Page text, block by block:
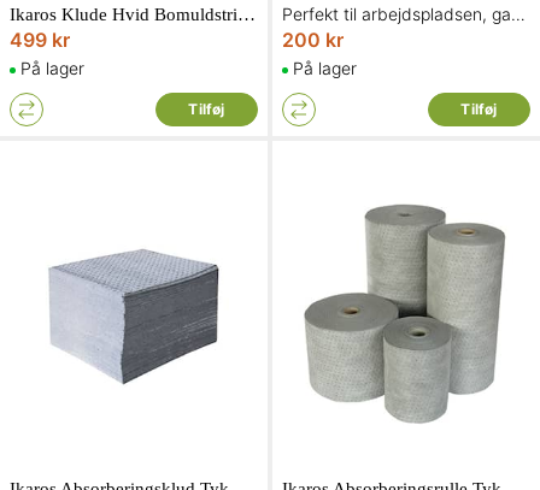
Ikaros Klude Hvid Bomuldstrikotage 10 kg
499 kr
På lager
Tilføj
Perfekt til arbejdspladsen, garagen eller servicebilen
200 kr
På lager
Tilføj